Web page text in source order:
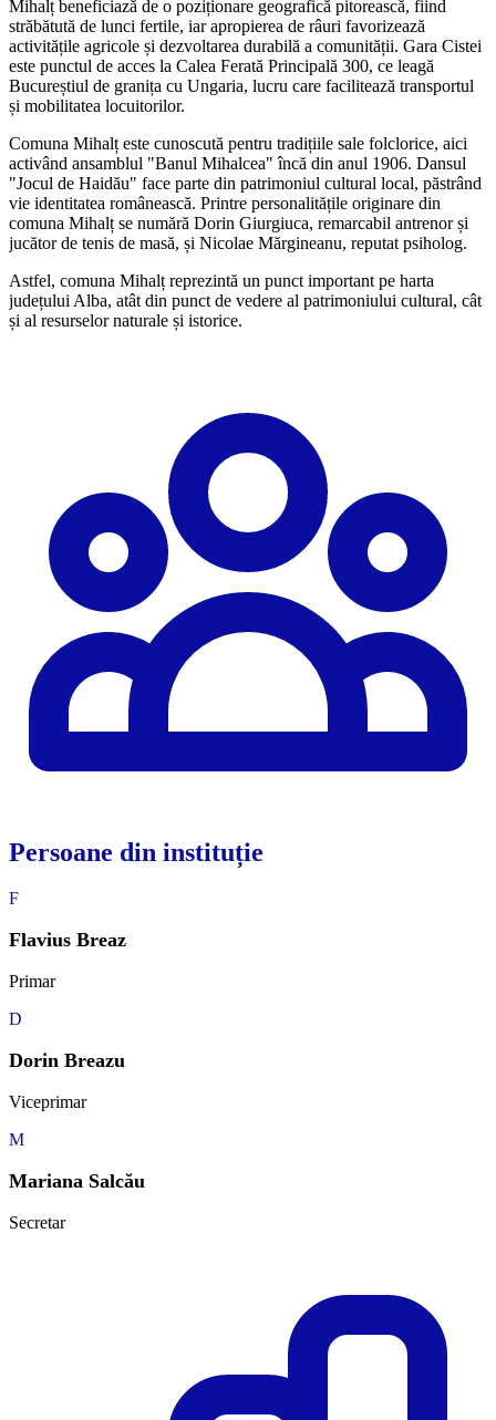
Mihalț beneficiază de o poziționare geografică pitorească, fiind
străbătută de lunci fertile, iar apropierea de râuri favorizează
activitățile agricole și dezvoltarea durabilă a comunității. Gara Cistei
este punctul de acces la Calea Ferată Principală 300, ce leagă
Bucureștiul de granița cu Ungaria, lucru care facilitează transportul
și mobilitatea locuitorilor.
Comuna Mihalț este cunoscută pentru tradițiile sale folclorice, aici
activând ansamblul "Banul Mihalcea" încă din anul 1906. Dansul
"Jocul de Haidău" face parte din patrimoniul cultural local, păstrând
vie identitatea românească. Printre personalitățile originare din
comuna Mihalț se numără Dorin Giurgiuca, remarcabil antrenor și
jucător de tenis de masă, și Nicolae Mărgineanu, reputat psiholog.
Astfel, comuna Mihalț reprezintă un punct important pe harta
județului Alba, atât din punct de vedere al patrimoniului cultural, cât
și al resurselor naturale și istorice.
Persoane din instituție
F
Flavius Breaz
Primar
D
Dorin Breazu
Viceprimar
M
Mariana Salcău
Secretar